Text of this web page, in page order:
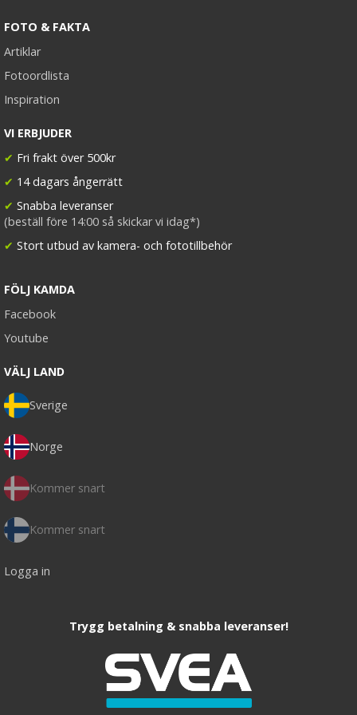
FOTO & FAKTA
Artiklar
Fotoordlista
Inspiration
VI ERBJUDER
✔ Fri frakt över 500kr
✔ 14 dagars ångerrätt
✔ Snabba leveranser
(beställ före 14:00 så skickar vi idag*)
✔ Stort utbud av kamera- och fototillbehör
FÖLJ KAMDA
Facebook
Youtube
VÄLJ LAND
Sverige
Norge
Kommer snart
Kommer snart
Logga in
Trygg betalning & snabba leveranser!